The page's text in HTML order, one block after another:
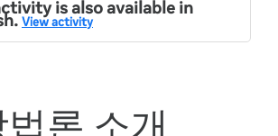
is also available in
View activity